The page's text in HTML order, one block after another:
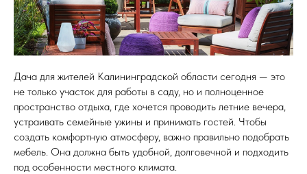
Дача для жителей Калининградской области сегодня — это
не только участок для работы в саду, но и полноценное
пространство отдыха, где хочется проводить летние вечера,
устраивать семейные ужины и принимать гостей. Чтобы
создать комфортную атмосферу, важно правильно подобрать
мебель. Она должна быть удобной, долговечной и подходить
под особенности местного климата.